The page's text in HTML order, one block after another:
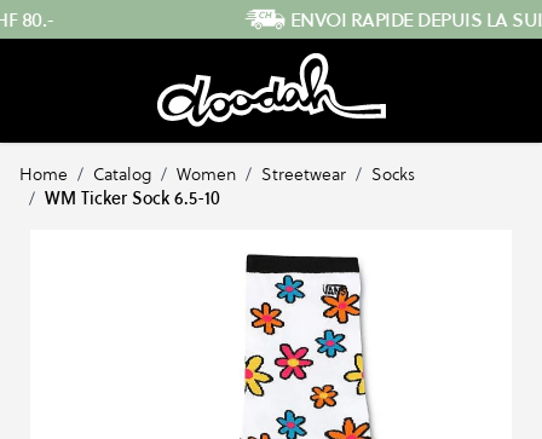
Skip to Content ENVOI RAPIDE DEPUIS LA SUISSE
Home / Catalog / Women / Streetwear / Socks
/ WM Ticker Sock 6.5-10